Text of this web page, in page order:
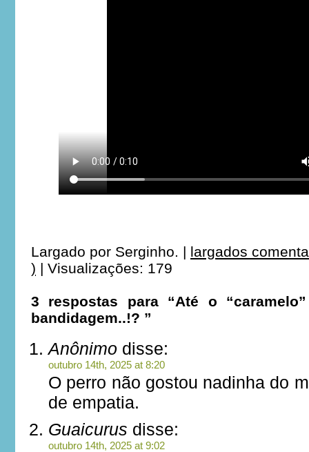
Largado por Serginho. | largados
) | Visualizações: 179
3 respostas para “Até o
bandidagem..!? ‎”
Anônimo disse:
outubro 14th, 2025 at 8:20
O perro não gostou nadinha do
de empatia.
Guaicurus disse:
outubro 14th, 2025 at 9:02